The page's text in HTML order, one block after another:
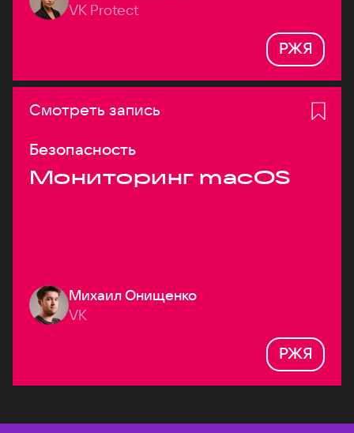
VK Protect
РЖЯ
Смотреть запись
Безопасность
Мониторинг macOS
Михаил Онищенко
VK
РЖЯ